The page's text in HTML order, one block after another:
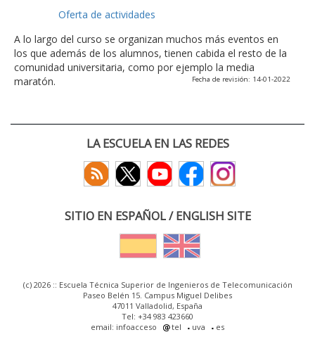
Oferta de actividades
A lo largo del curso se organizan muchos más eventos en
los que además de los alumnos, tienen cabida el resto de la
comunidad universitaria, como por ejemplo la media
maratón.
Fecha de revisión: 14-01-2022
LA ESCUELA EN LAS REDES
SITIO EN ESPAÑOL / ENGLISH SITE
(c) 2026 :: Escuela Técnica Superior de Ingenieros de Telecomunicación
Paseo Belén 15. Campus Miguel Delibes
47011 Valladolid, España
Tel: +34 983 423660
email: infoacceso
tel uva es